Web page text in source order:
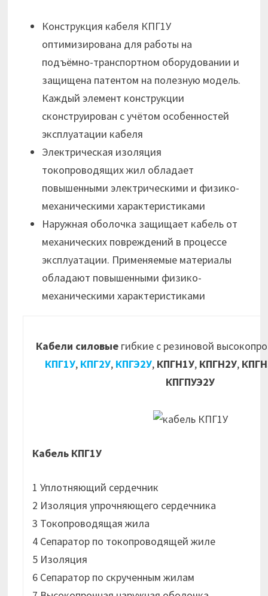
Конструкция кабеля КПГ1У
оптимизирована для работы на
подъёмно-транспортном оборудовании и
защищена патентом на полезную модель.
Каждый элемент конструкции
сконструирован с учётом особенностей
эксплуатации кабеля
Электрическая изоляция
токопроводящих жил обладает
повышенными электрическими и физико-
механическими характеристиками
Наружная оболочка защищает кабель от
механических повреждений в процессе
эксплуатации. Применяемые материалы
обладают повышенными физико-
механическими характеристиками
Кабели силовыегибкие с резиновой
КПГ1У, КПГ2У, КПГЭ2У, КПГН1У, КПГН2У,
КПГПУЭ2У
Кабель КПГ1У
1 Уплотняющий сердечник
2 Изоляция упрочняющего сердечника
3 Токопроводящая жила
4 Сепаратор по токопроводящей жиле
5 Изоляция
6 Сепаратор по скрученным жилам